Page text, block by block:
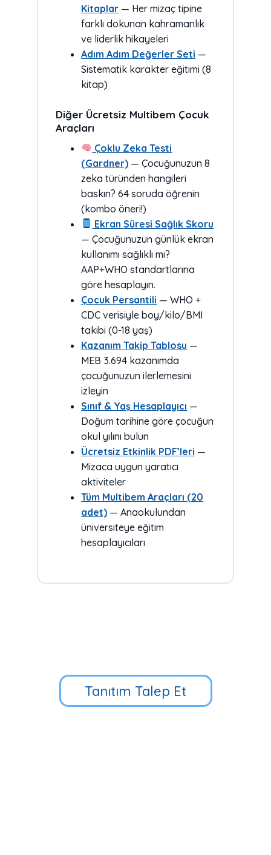
Kitaplar — Her mizaç tipine
farklı dokunan kahramanlık
ve liderlik hikayeleri
Adım Adım Değerler Seti —
Sistematik karakter eğitimi (8
kitap)
Diğer Ücretsiz Multibem Çocuk
Araçları
Çoklu Zeka Testi
(Gardner) — Çocuğunuzun 8
zeka türünden hangileri
baskın? 64 soruda öğrenin
(kombo öneri!)
Ekran Süresi Sağlık Skoru
— Çocuğunuzun günlük ekran
kullanımı sağlıklı mı?
AAP+WHO standartlarına
göre hesaplayın.
Çocuk Persantili — WHO +
CDC verisiyle boy/kilo/BMI
takibi (0-18 yaş)
Kazanım Takip Tablosu —
MEB 3.694 kazanımda
çocuğunuzun ilerlemesini
izleyin
Sınıf & Yaş Hesaplayıcı —
Doğum tarihine göre çocuğun
okul yılını bulun
Ücretsiz Etkinlik PDF’leri —
Mizaca uygun yaratıcı
aktiviteler
Tüm Multibem Araçları (20
adet) — Anaokulundan
üniversiteye eğitim
hesaplayıcıları
Tanıtım Talep Et